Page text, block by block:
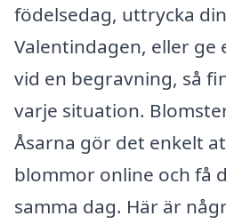
födelsedag, uttrycka
Valentindagen, eller ge
vid en begravning, så
varje situation.
Åsarna gör det enkelt
blommor online och få
samma dag. Här är